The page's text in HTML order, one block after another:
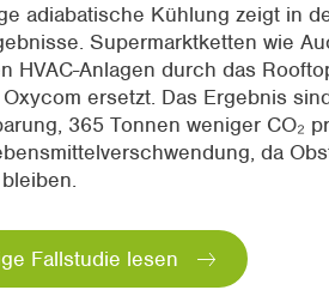
adiabatische Kühlung zeigt in
Supermarktketten wie
HVAC-Anlagen durch das
ersetzt. Das Ergebnis
365 Tonnen weniger CO₂
da
Fallstudie lesen